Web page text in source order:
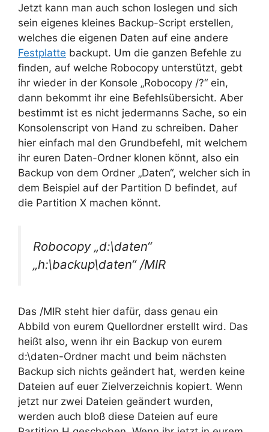
Jetzt kann man auch schon loslegen und sich
sein eigenes kleines Backup-Script erstellen,
welches die eigenen Daten auf eine andere
Festplatte backupt. Um die ganzen Befehle zu
finden, auf welche Robocopy unterstützt, gebt
ihr wieder in der Konsole „Robocopy /?“ ein,
dann bekommt ihr eine Befehlsübersicht. Aber
bestimmt ist es nicht jedermanns Sache, so ein
Konsolenscript von Hand zu schreiben. Daher
hier einfach mal den Grundbefehl, mit welchem
ihr euren Daten-Ordner klonen könnt, also ein
Backup von dem Ordner „Daten“, welcher sich in
dem Beispiel auf der Partition D befindet, auf
die Partition X machen könnt.
Robocopy „d:\daten“
„h:\backup\daten“ /MIR
Das /MIR steht hier dafür, dass genau ein
Abbild von eurem Quellordner erstellt wird. Das
heißt also, wenn ihr ein Backup von eurem
d:\daten-Ordner macht und beim nächsten
Backup sich nichts geändert hat, werden keine
Dateien auf euer Zielverzeichnis kopiert. Wenn
jetzt nur zwei Dateien geändert wurden,
werden auch bloß diese Dateien auf eure